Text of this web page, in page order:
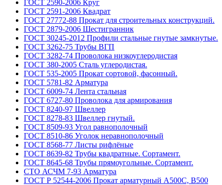
ГОСТ 2590-2006 Круг
ГОСТ 2591-2006 Квадрат
ГОСТ 27772-88 Прокат для строительных конструкций.
ГОСТ 2879-2006 Шестигранник
ГОСТ 30245-2012 Профили стальные гнутые замкнутые.
ГОСТ 3262-75 Трубы ВГП
ГОСТ 3282-74 Проволока низкоуглеродистая
ГОСТ 380-2005 Сталь углеродистая.
ГОСТ 535-2005 Прокат сортовой, фасонный.
ГОСТ 5781-82 Арматура
ГОСТ 6009-74 Лента стальная
ГОСТ 6727-80 Проволока для армирования
ГОСТ 8240-97 Швеллер
ГОСТ 8278-83 Швеллер гнутый.
ГОСТ 8509-93 Угол равнополочный
ГОСТ 8510-86 Уголок неравнополочный
ГОСТ 8568-77 Листы рифлёные
ГОСТ 8639-82 Трубы квадратные. Сортамент.
ГОСТ 8645-68 Трубы прямоугольные. Сортамент.
СТО АСЧМ 7-93 Арматура
ГОСТ Р 52544-2006 Прокат арматурный А500С, В500